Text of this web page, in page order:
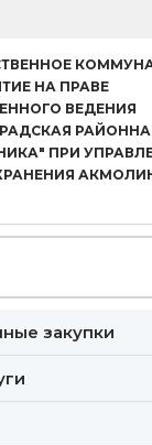
НА ПРАВЕ
ВЕДЕНИЯ
ПРИ
закупки